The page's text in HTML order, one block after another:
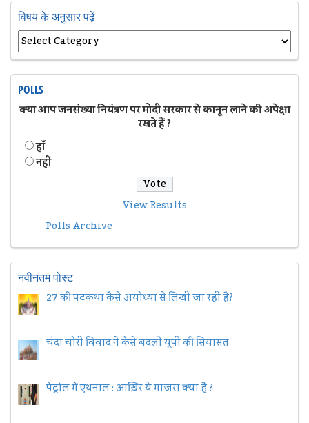
विषय के अनुसार पढ़ें
POLLS
क्या आप जनसंख्या नियंत्रण पर मोदी सरकार से कानून लाने की अपेक्षा
रखते हैं ?
हॉं
नहीं
View Results
Polls Archive
नवीनतम पोस्ट
27 की पटकथा कैसे अयोध्या से लिखी जा रही है?
चंदा चोरी विवाद ने कैसे बदली यूपी की सियासत
पेट्रोल में एथनाल : आख़िर ये माजरा क्या है ?